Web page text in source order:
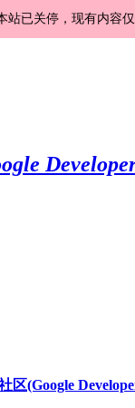
站已关停，现有内容
区(Google